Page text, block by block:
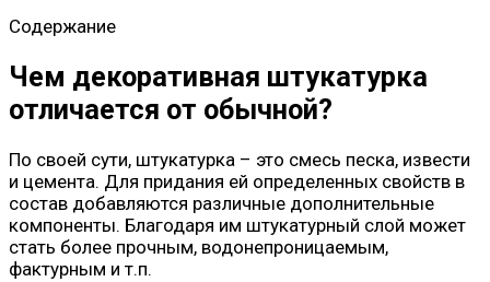
Содержание
Чем декоративная штукатурка
отличается от обычной?
По своей сути, штукатурка – это смесь песка, извести
и цемента. Для придания ей определенных свойств в
состав добавляются различные дополнительные
компоненты. Благодаря им штукатурный слой может
стать более прочным, водонепроницаемым,
фактурным и т.п.